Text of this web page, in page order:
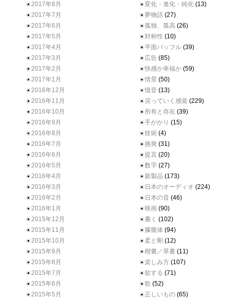
2017年8月
2017年7月
2017年6月
2017年5月
2017年4月
2017年3月
2017年2月
2017年1月
2016年12月
2016年11月
2016年10月
2016年9月
2016年8月
2016年7月
2016年6月
2016年5月
2016年4月
2016年3月
2016年2月
2016年1月
2015年12月
2015年11月
2015年10月
2015年9月
2015年8月
2015年7月
2015年6月
2015年5月
変化・進化・純化 (13)
夢物語 (27)
孤独、孤高 (26)
対称性 (10)
平面バッフル (39)
広告 (85)
快感か幸福か (59)
情景 (50)
憶音 (13)
戻っていく感覚 (229)
所有と存在 (39)
手がかり (15)
技術 (4)
挑発 (31)
提言 (20)
数字 (27)
新製品 (173)
日本のオーディオ (224)
日本の音 (46)
映画 (90)
書く (102)
朦朧体 (94)
柔と剛 (12)
楷書／草書 (11)
楽しみ方 (107)
欲する (71)
歌 (52)
正しいもの (65)